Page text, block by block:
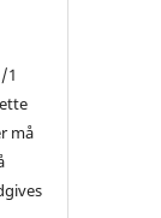
1
må